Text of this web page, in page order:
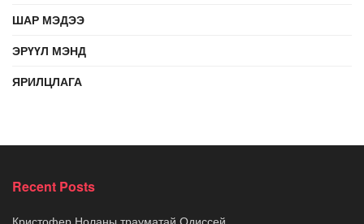
ШАР МЭДЭЭ
ЭРҮҮЛ МЭНД
ЯРИЛЦЛАГА
Recent Posts
Кристофер Ноланы трауматай Одиссей